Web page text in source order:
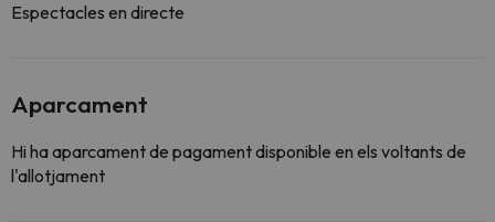
Espectacles en directe
Aparcament
Hi ha aparcament de pagament disponible en els voltants de
l'allotjament